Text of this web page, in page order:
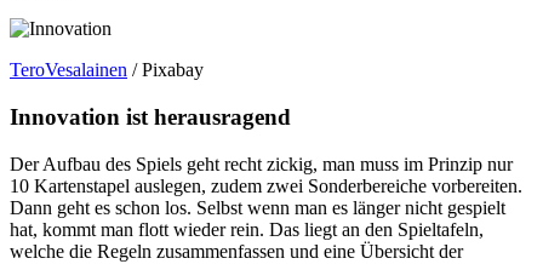
TeroVesalainen / Pixabay
Innovation ist herausragend
Der Aufbau des Spiels geht recht zickig, man muss im Prinzip nur
10 Kartenstapel auslegen, zudem zwei Sonderbereiche vorbereiten.
Dann geht es schon los. Selbst wenn man es länger nicht gespielt
hat, kommt man flott wieder rein. Das liegt an den Spieltafeln,
welche die Regeln zusammenfassen und eine Übersicht der